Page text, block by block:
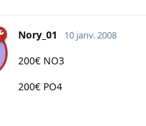
Nory_01 10 janv. 2008
200€ NO3
200€ PO4